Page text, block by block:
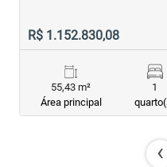
R$ 1.152.830,08
55,43 m²
Área principal
1
‹